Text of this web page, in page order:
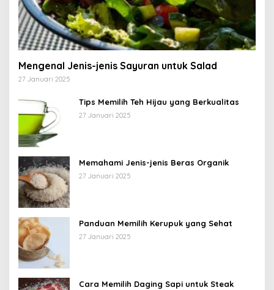
Mengenal Jenis-jenis Sayuran untuk Salad
27 Januari 2025
Tips Memilih Teh Hijau yang Berkualitas
27 Januari 2025
Memahami Jenis-jenis Beras Organik
27 Januari 2025
Panduan Memilih Kerupuk yang Sehat
27 Januari 2025
Cara Memilih Daging Sapi untuk Steak